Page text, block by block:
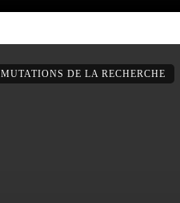
MUTATIONS DE LA RECHERCHE